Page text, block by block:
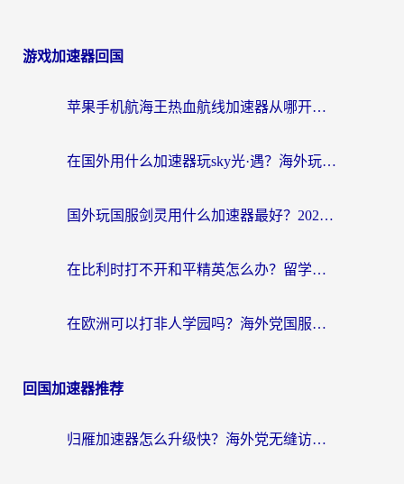
游戏加速器回国
苹果手机航海王热血航线加速器从哪开启？海外玩家国服畅玩全攻略
在国外用什么加速器玩sky光·遇？海外玩家国服畅玩终极指南（附魔兽世界狂暴传奇解决方案）
国外玩国服剑灵用什么加速器最好？2026海外玩家亲测指南（附魔兽世界怀旧服精灵之境加速技巧）
在比利时打不开和平精英怎么办？留学生亲测有效的国服游戏加速方案
在欧洲可以打非人学园吗？海外党国服游戏不卡顿的终极指南
回国加速器推荐
归雁加速器怎么升级快？海外党无缝访问国内资源的全攻略（附免费VPN推荐Dcard热门款）